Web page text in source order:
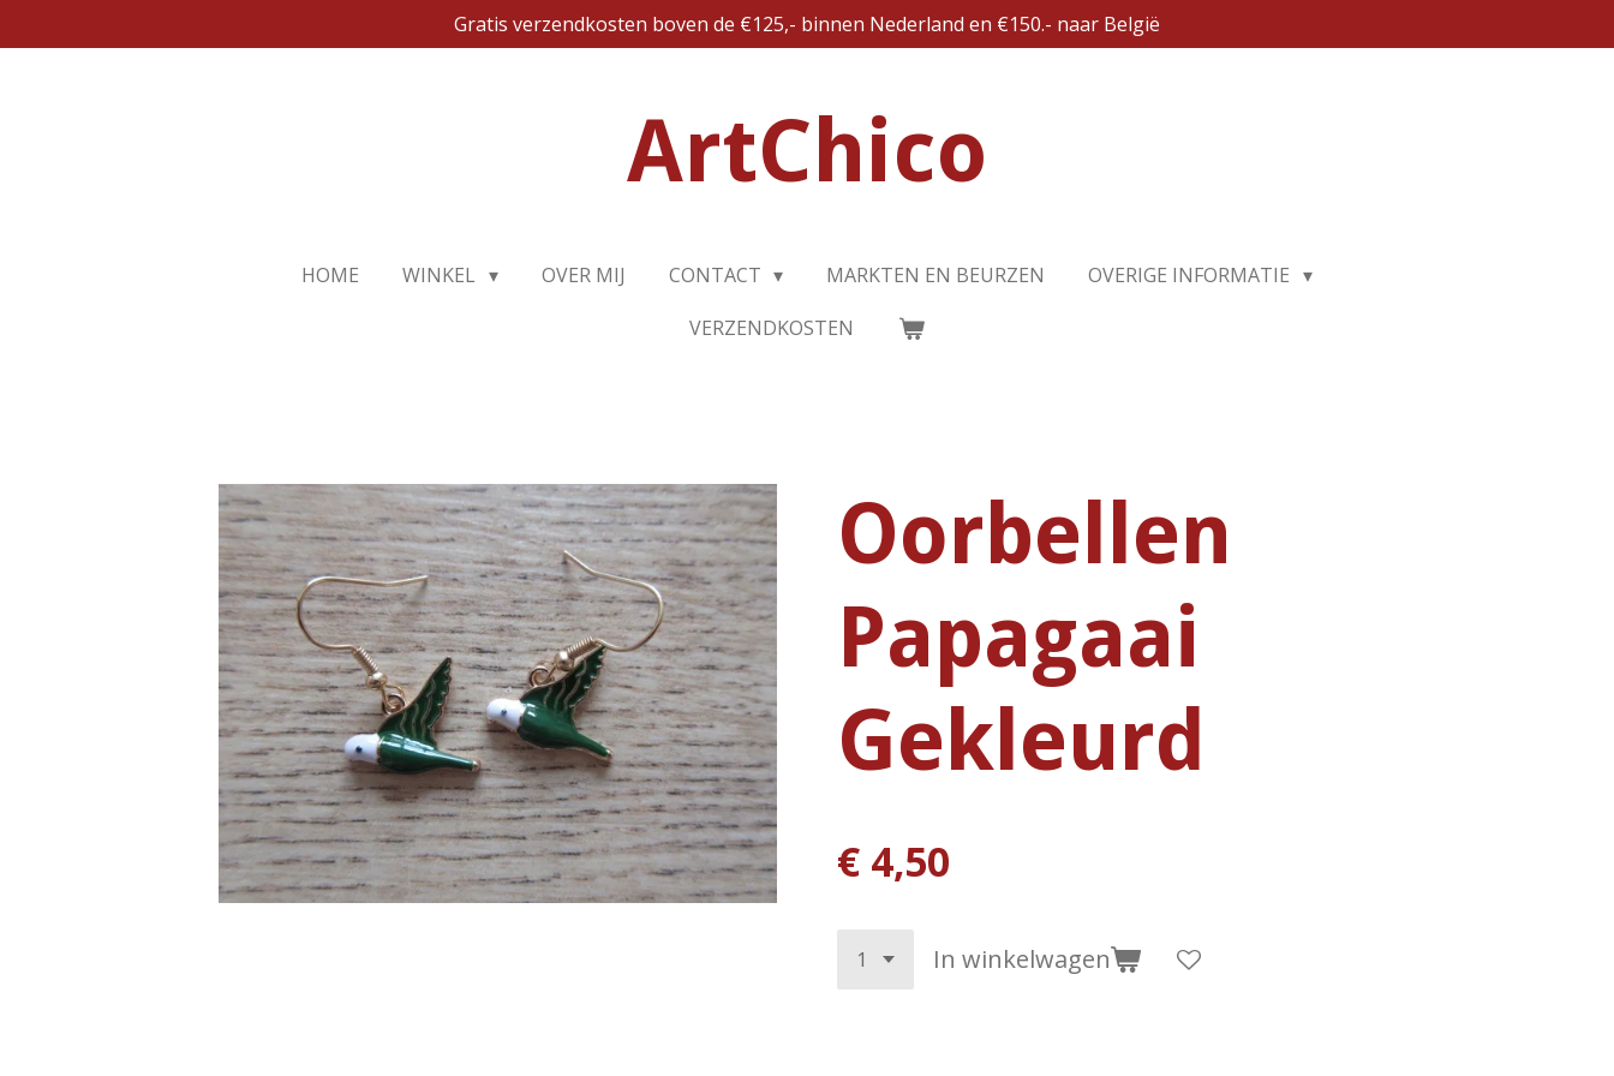
direct
Gratis verzendkosten boven de €125,- binnen Nederland en €150.- naar België
ArtChico
HOME WINKEL OVER MIJ CONTACT MARKTEN EN BEURZEN
OVERIGE INFORMATIE
VERZENDKOSTEN
Oorbellen
Papagaai
Gekleurd
€ 4,50
In winkelwagen